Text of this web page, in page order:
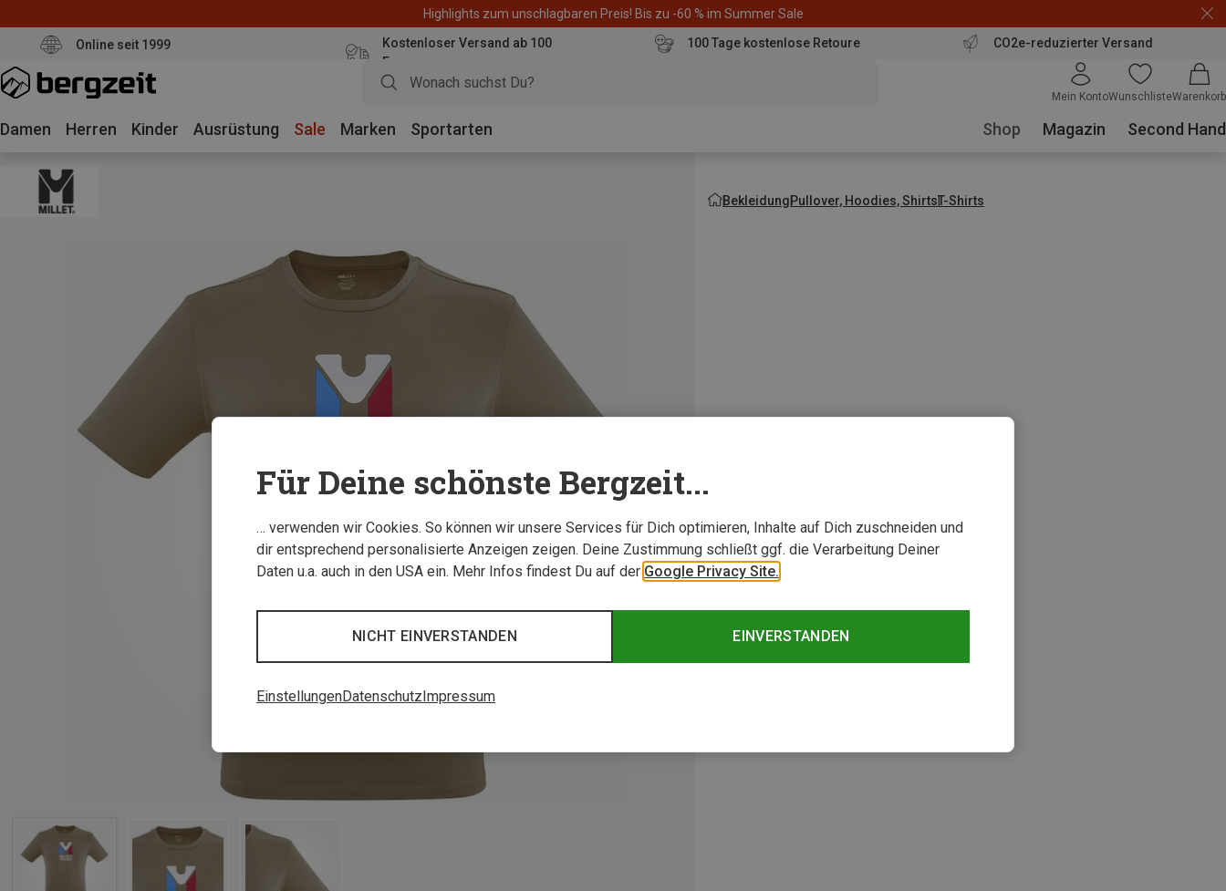
Highlights zum unschlagbaren Preis! Bis zu -60 % im Summer Sale
Online seit 1999
Kostenloser Versand ab 100
Euro
100 Tage kostenlose Retoure CO2e-reduzierter Versand
Mein KontoWunschlisteWarenkorb
Damen Herren Kinder Ausrüstung Sale Marken Sportarten Shop Magazin Second Hand
BekleidungPullover, Hoodies, ShirtsT-Shirts
Für Deine schönste Bergzeit...
… verwenden wir Cookies. So können wir unsere Services für Dich optimieren, Inhalte auf Dich zuschneiden und
dir entsprechend personalisierte Anzeigen zeigen. Deine Zustimmung schließt ggf. die Verarbeitung Deiner
Daten u.a. auch in den USA ein. Mehr Infos findest Du auf der Google Privacy Site.
EINVERSTANDEN
NICHT EINVERSTANDEN
EinstellungenDatenschutz Impressum